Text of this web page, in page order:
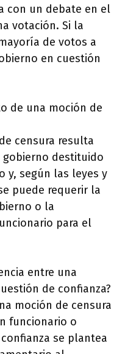
con un debate en el
votación. Si la
de votos a
en cuestión
de una moción de
censura resulta
destituido
y, según las leyes y
puede requerir la
o la
para el
entre una
de confianza?
moción de censura
funcionario o
se plantea